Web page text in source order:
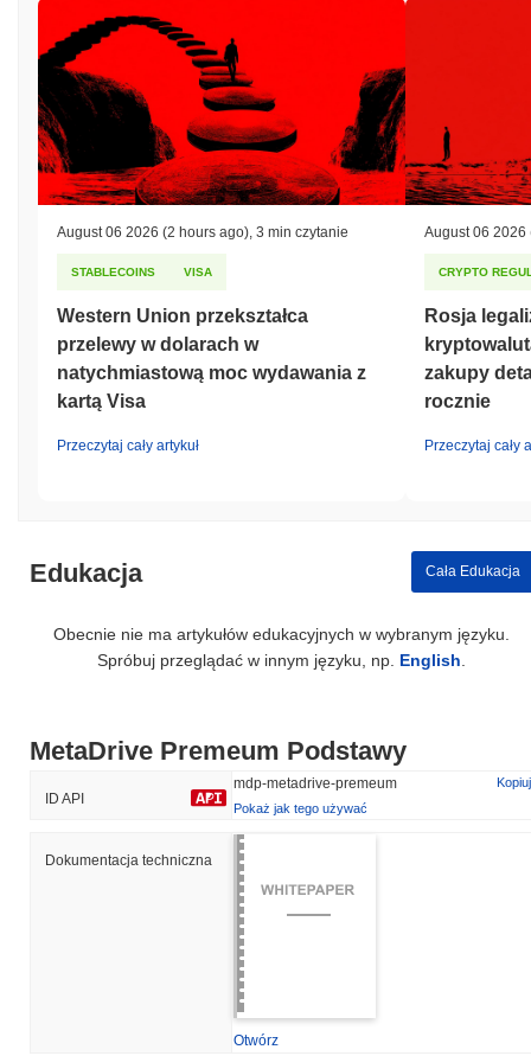
August 06 2026 (2 hours ago) 3 min czytanie
STABLECOINS VISA
Western Union przekształca
przelewy w dolarach w
natychmiastową moc wydawania z
kartą Visa
Przeczytaj cały artykuł
August 06 2026
CRYPTO
Rosja
zakupy
rocznie
Przeczytaj cały
Edukacja Cała Edukacja
Obecnie nie ma artykułów edukacyjnych w wybranym języku.
Spróbuj przeglądać w innym języku, np. English
MetaDrive Premeum Podstawy
ID API
mdp-metadrive-premeum
Kopiuj
Pokaż jak tego używać
Dokumentacja techniczna
Otwórz